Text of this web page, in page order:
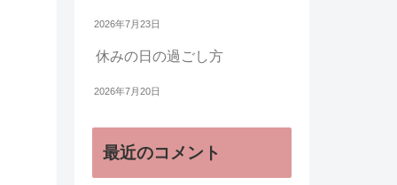
2026年7月23日
休みの日の過ごし方
2026年7月20日
最近のコメント